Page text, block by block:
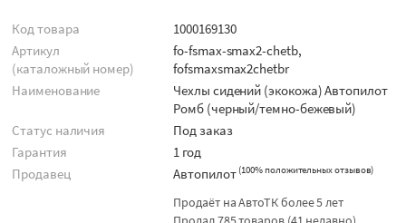
Код товара
1000169130
Артикул
(каталожный номер)
fo-fsmax-smax2-chetb,
fofsmaxsmax2chetbr
Наименование
Чехлы сидений (экокожа) Автопилот
Ромб (черный/темно-бежевый)
Статус наличия
Под заказ
Гарантия
1 год
Продавец
Автопилот (100% положительных отзывов)
Продаёт на АвтоТК более 5 лет